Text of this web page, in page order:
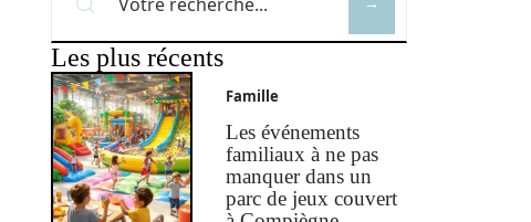
Les plus récents
Famille
Les événements
familiaux à ne pas
manquer dans un
parc de jeux couvert